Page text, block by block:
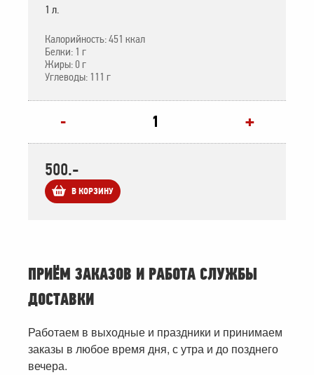
1 л.
Калорийность: 451 ккал
Белки: 1 г
Жиры: 0 г
Углеводы: 111 г
- +
500.-
В КОРЗИНУ
ПРИЁМ ЗАКАЗОВ И РАБОТА СЛУЖБЫ
ДОСТАВКИ
Работаем в выходные и праздники и принимаем
заказы в любое время дня, с утра и до позднего
вечера.